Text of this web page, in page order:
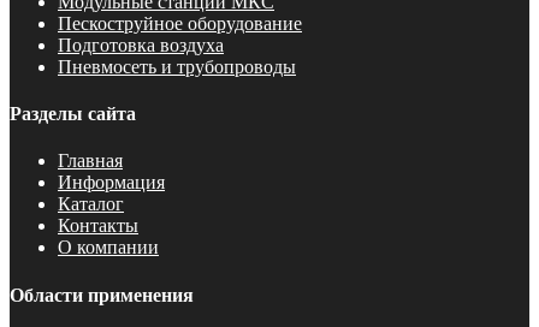
Пескоструйное оборудование
Подготовка воздуха
Пневмосеть и трубопроводы
Разделы сайта
Главная
Информация
Каталог
Контакты
О компании
Области применения